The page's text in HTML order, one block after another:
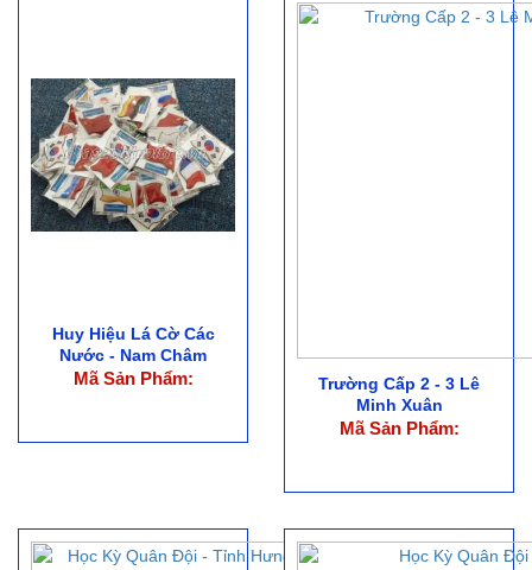
Huy Hiệu Lá Cờ Các
Nước - Nam Châm
Mã Sản Phẩm:
Trường Cấp 2 - 3 Lê
Minh Xuân
Mã Sản Phẩm: